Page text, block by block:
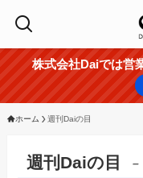
株式会社Daiでは営
ホーム 週刊Daiの目
週刊Daiの目 –